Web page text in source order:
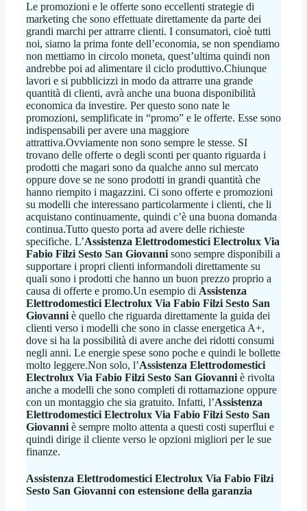
Le promozioni e le offerte sono eccellenti strategie di
marketing che sono effettuate direttamente da parte dei
grandi marchi per attrarre clienti. I consumatori, cioè tutti
noi, siamo la prima fonte dell’economia, se non spendiamo
non mettiamo in circolo moneta, quest’ultima quindi non
andrebbe poi ad alimentare il ciclo produttivo.Chiunque
lavori e si pubblicizzi in modo da attrarre una grande
quantità di clienti, avrà anche una buona disponibilità
economica da investire. Per questo sono nate le
promozioni, semplificate in “promo” e le offerte. Esse sono
indispensabili per avere una maggiore
attrattiva.Ovviamente non sono sempre le stesse. SI
trovano delle offerte o degli sconti per quanto riguarda i
prodotti che magari sono da qualche anno sul mercato
oppure dove se ne sono prodotti in grandi quantità che
hanno riempito i magazzini. Ci sono offerte e promozioni
su modelli che interessano particolarmente i clienti, che li
acquistano continuamente, quindi c’è una buona domanda
continua.Tutto questo porta ad avere delle richieste
specifiche. L’Assistenza Elettrodomestici Electrolux Via
Fabio Filzi Sesto San Giovanni sono sempre disponibili a
supportare i propri clienti informandoli direttamente su
quali sono i prodotti che hanno un buon prezzo proprio a
causa di offerte e promo.Un esempio di Assistenza
Elettrodomestici Electrolux Via Fabio Filzi Sesto San
Giovanni è quello che riguarda direttamente la guida dei
clienti verso i modelli che sono in classe energetica A+,
dove si ha la possibilità di avere anche dei ridotti consumi
negli anni. Le energie spese sono poche e quindi le bollette
molto leggere.Non solo, l’Assistenza Elettrodomestici
Electrolux Via Fabio Filzi Sesto San Giovanni è rivolta
anche a modelli che sono completi di rottamazione oppure
con un montaggio che sia gratuito. Infatti, l’Assistenza
Elettrodomestici Electrolux Via Fabio Filzi Sesto San
Giovanni è sempre molto attenta a questi costi superflui e
quindi dirige il cliente verso le opzioni migliori per le sue
finanze.
Assistenza Elettrodomestici Electrolux Via Fabio Filzi
Sesto San Giovanni con estensione della garanzia